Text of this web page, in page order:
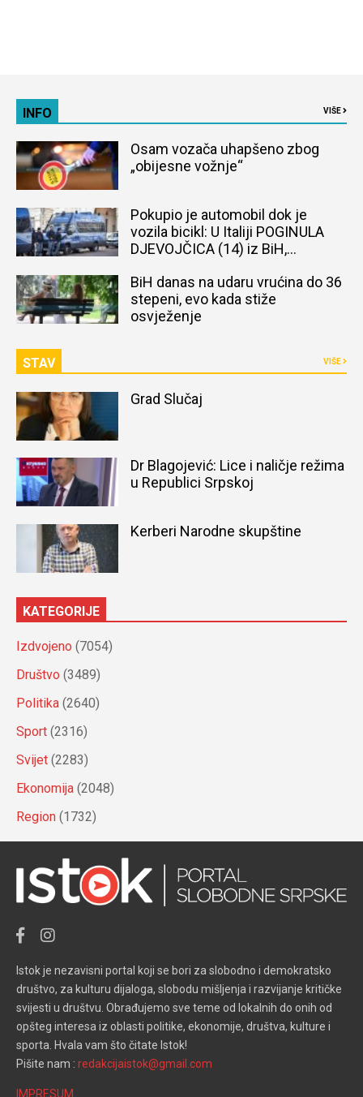
INFO VIŠE
Osam vozača uhapšeno zbog
„obijesne vožnje“
Pokupio je automobil dok je
vozila bicikl: U Italiji POGINULA
DJEVOJČICA (14) iz BiH,
BiH danas na udaru vrućina do 36
stepeni, evo kada stiže
osvježenje
STAV VIŠE
Grad Slučaj
Dr Blagojević: Lice i naličje režima
u Republici Srpskoj
Kerberi Narodne skupštine
KATEGORIJE
Izdvojeno (7054)
Društvo (3489)
Politika (2640)
Sport (2316)
Svijet (2283)
Ekonomija (2048)
Region (1732)
Istok je nezavisni portal koji se bori za slobodno i demokratsko
društvo, za kulturu dijaloga, slobodu mišljenja i razvijanje kritičke
svijesti u društvu. Obrađujemo sve teme od lokalnih do onih od
opšteg interesa iz oblasti politike, ekonomije, društva, kulture i
sporta. Hvala vam što čitate Istok!
Pišite nam : redakcijaistok@gmail.com
IMPRESUM